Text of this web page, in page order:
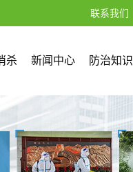
联系我们
杀 新闻中心 防治知识